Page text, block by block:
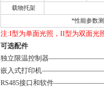
载物托架
*性能参数
注:I型为单面光照，II型为双面光
可选配件
独立限温控制器
嵌入式打印机
RS485接口和软件